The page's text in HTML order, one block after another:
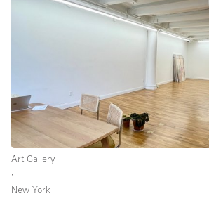
Art Gallery
∙
New York